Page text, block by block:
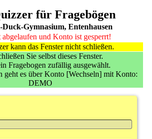
für Fragebögen
Duck-Gymnasium, Entenhausen
und Konto ist gesperrt!
kann das Fenster nicht schließen.
Sie selbst dieses Fenster.
Fragebogen zufällig ausgewählt.
geht es über Konto [Wechseln] mit Konto:
DEMO